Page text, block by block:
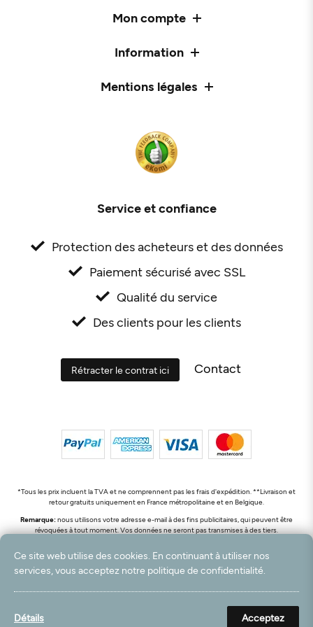
Mon compte
Information
Mentions légales
Service et confiance
Protection des acheteurs et des données
Paiement sécurisé avec SSL
Qualité du service
Des clients pour les clients
Rétracter le contrat ici Contact
*Tous les prix incluent la TVA et ne comprennent pas les frais d'expédition. **Livraison et
retour gratuits uniquement en France métropolitaine et en Belgique.
Remarque:nous utilisons votre adresse e-mail à des fins publicitaires, qui peuvent être
révoquées à tout moment. Vos données ne seront pas transmises à des tiers.
createyourtemplate
Ce site web utilise des cookies. En continuant à utiliser nos
services, vous acceptez notre politique de confidentialité.
Détails Acceptez